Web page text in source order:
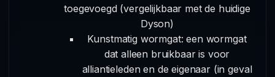
toegevoegd (vergelijkbaar met de huidige
Dyson)
Kunstmatig wormgat: een wormgat
dat alleen bruikbaar is voor
alliantieleden en de eigenaar (in geval